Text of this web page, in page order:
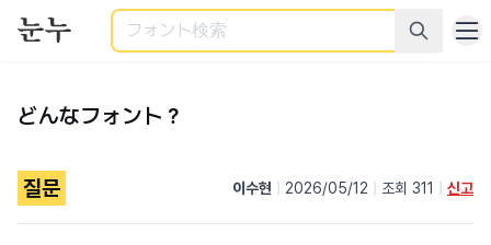
検索
どんなフォント？
질문 이수현 2026/05/12 조회 311 신고